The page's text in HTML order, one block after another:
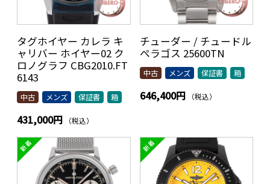
タグホイヤー カレラ キ
ャリバー ホイヤー02 ク
ロノグラフ CBG2010.FT
6143
中古 メンズ 保証書 箱
431,000円 （税込）
チューダー / チュードル
ぺラゴス 25600TN
中古 メンズ 保証書 箱
646,400円 （税込）